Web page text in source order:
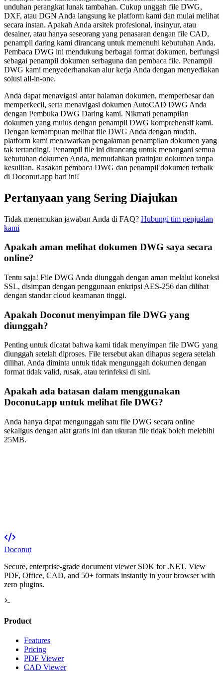
unduhan perangkat lunak tambahan. Cukup unggah file DWG,
DXF, atau DGN Anda langsung ke platform kami dan mulai melihat
secara instan. Apakah Anda arsitek profesional, insinyur, atau
desainer, atau hanya seseorang yang penasaran dengan file CAD,
penampil daring kami dirancang untuk memenuhi kebutuhan Anda.
Pembaca DWG ini mendukung berbagai format dokumen, berfungsi
sebagai penampil dokumen serbaguna dan pembaca file. Penampil
DWG kami menyederhanakan alur kerja Anda dengan menyediakan
solusi all-in-one.
Anda dapat menavigasi antar halaman dokumen, memperbesar dan
memperkecil, serta menavigasi dokumen AutoCAD DWG Anda
dengan Pembuka DWG Daring kami. Nikmati penampilan
dokumen yang mulus dengan penampil DWG komprehensif kami.
Dengan kemampuan melihat file DWG Anda dengan mudah,
platform kami menawarkan pengalaman penampilan dokumen yang
tak tertandingi. Penampil file ini dirancang untuk menangani semua
kebutuhan dokumen Anda, memudahkan pratinjau dokumen tanpa
kesulitan. Rasakan pembaca DWG dan penampil dokumen terbaik
di Doconut.app hari ini!
Pertanyaan yang Sering Diajukan
Tidak menemukan jawaban Anda di FAQ? Hubungi tim penjualan
kami
Apakah aman melihat dokumen DWG saya secara
online?
Tentu saja! File DWG Anda diunggah dengan aman melalui koneksi
SSL, disimpan dengan penggunaan enkripsi AES-256 dan dilihat
dengan standar cloud keamanan tinggi.
Apakah Doconut menyimpan file DWG yang
diunggah?
Penting untuk dicatat bahwa kami tidak menyimpan file DWG yang
diunggah setelah diproses. File tersebut akan dihapus segera setelah
dilihat. Anda diminta untuk tidak mengunggah dokumen dengan
format tidak valid, rusak, atau terinfeksi di sini.
Apakah ada batasan dalam menggunakan
Doconut.app untuk melihat file DWG?
Anda hanya dapat mengunggah satu file DWG secara online
sekaligus dengan alat gratis ini dan ukuran file tidak boleh melebihi
25MB.
Doconut
Secure, enterprise-grade document viewer SDK for .NET. View
PDF, Office, CAD, and 50+ formats instantly in your browser with
zero plugins.
Product
Features
Pricing
PDF Viewer
CAD Viewer